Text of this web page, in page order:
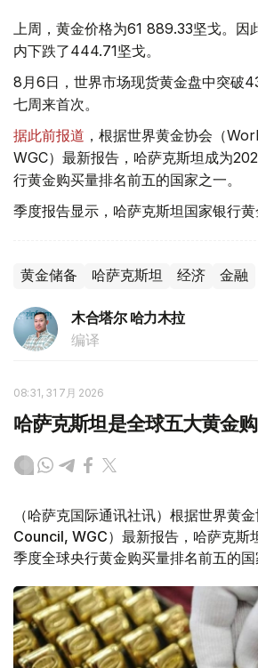
上周，黄金价格为61 889.33坚戈。因
内下跌了444.71坚戈。
8月6日，世界市场现货黄金盘中突破
七周来首次。
据此前报道 ，根据世界黄金协会（
WGC）最新报告，哈萨克斯坦成为
行黄金购买量排名前五的国家之一。
季度报告显示，哈萨克斯坦国家银行黄
黄金储备 哈萨克斯坦 经济 金融
木合塔尔 哈力木拉
编译
08:31, 31 7月 2026
哈萨克斯坦是全球五大黄金
（哈萨克国际通讯社讯）根据世界黄
Council, WGC）最新报告，哈萨克斯
季度全球央行黄金购买量排名前五的国